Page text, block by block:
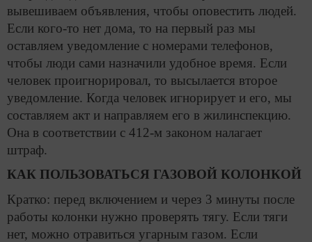
вывешиваем объявления, чтобы оповестить людей.
Если кого-то нет дома, то на первый раз мы
оставляем уведомление с номерами телефонов,
чтобы люди сами назначили удобное время. Если
человек проигнорировал, то высылается второе
уведомление. Когда человек игнорирует и его, мы
составляем акт и направляем его в жилинспекцию.
Она в соответствии с 412-м законом налагает
штраф.
КАК ПОЛЬЗОВАТЬСЯ ГАЗОВОЙ КОЛОНКОЙ
Кратко: перед включением и через 3 минуты после
работы колонки нужно проверять тягу. Если тяги
нет, можно отравиться угарным газом. Если